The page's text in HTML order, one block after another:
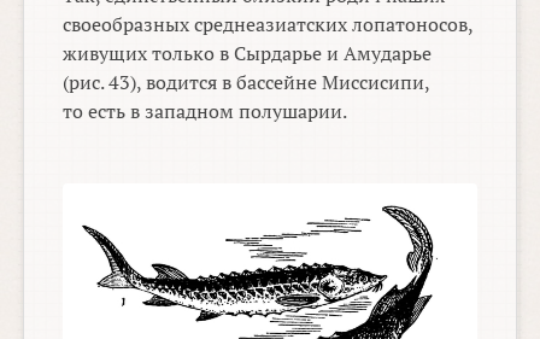
своеобразных среднеазиатских лопатоносов,
живущих только в Сырдарье и Амударье
(рис. 43), водится в бассейне Миссисипи,
то есть в западном полушарии.